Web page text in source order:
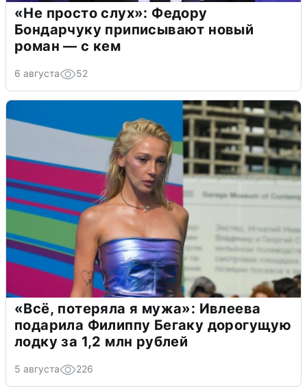
«Не просто слух»: Федору
Бондарчуку приписывают новый
роман — с кем
6 августа 52
«Всё, потеряла я мужа»: Ивлеева
подарила Филиппу Бегаку дорогущую
лодку за 1,2 млн рублей
5 августа 226